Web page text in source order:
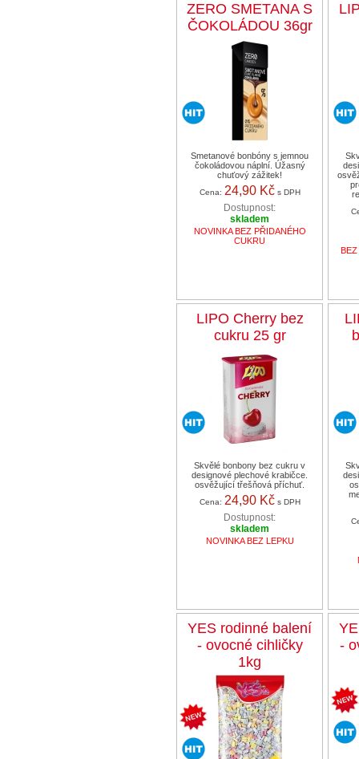
ZERO SMETANA S
ČOKOLÁDOU 36gr
Smetanové bonbóny s jemnou
čokoládovou náplní. Úžasný
chuťový zážitek!
Cena: 24,90 Kčs DPH
Dostupnost:
skladem
NOVINKA BEZ PŘIDANÉHO
CUKRU
LIPO Cherry bez
cukru 25 gr
Skvělé bonbony bez cukru v
designové plechové krabičce.
osvěžující třešňová příchuť.
Cena: 24,90 Kčs DPH
Dostupnost:
skladem
NOVINKA BEZ LEPKU
YES rodinné balení
- ovocné cihličky
1kg
-